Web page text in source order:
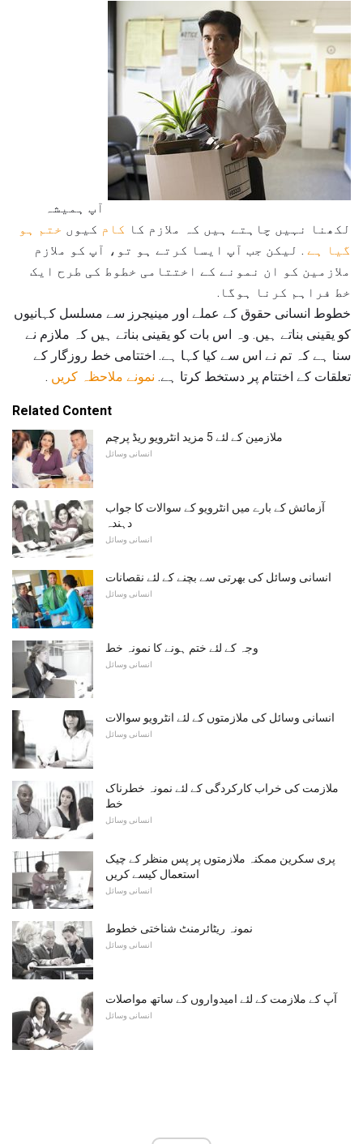
آپ ہمیشہ
لکھنا نہیں چاہتے ہیں کہ ملازم کا کام کیوں ختم ہو
گیا ہے . لیکن جب آپ ایسا کرتے ہو تو، آپ کو ملازم
ملازمین کو ان نمونے کے اختتامی خطوط کی طرح ایک
خط فراہم کرنا ہوگا.
خطوط انسانی حقوق کے عملے اور مینیجرز سے مسلسل کہانیوں
کو یقینی بناتے ہیں. وہ اس بات کو یقینی بناتے ہیں کہ ملازم نے
سنا ہے کہ تم نے اس سے کیا کہا ہے. اختتامی خط روزگار کے
تعلقات کے اختتام پر دستخط کرتا ہے. نمونے ملاحظہ کریں .
Related Content
ملازمین کے لئے 5 مزید انٹرویو ریڈ پرچم
انسانی وسائل
آزمائش کے بارے میں انٹرویو کے سوالات کا جواب
دہندہ
انسانی وسائل
انسانی وسائل کی بھرتی سے بچنے کے لئے نقصانات
انسانی وسائل
وجہ کے لئے ختم ہونے کا نمونہ خط
انسانی وسائل
انسانی وسائل کی ملازمتوں کے لئے انٹرویو سوالات
انسانی وسائل
ملازمت کی خراب کارکردگی کے لئے نمونہ خطرناک
خط
انسانی وسائل
پری سکرین ممکنہ ملازمتوں پر پس منظر کے چیک
استعمال کیسے کریں
انسانی وسائل
نمونہ ریٹائرمنٹ شناختی خطوط
انسانی وسائل
آپ کے ملازمت کے لئے امیدواروں کے ساتھ مواصلات
انسانی وسائل